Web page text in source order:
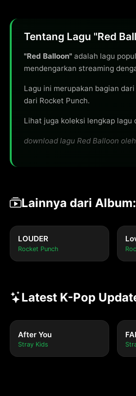
Tentang Lagu "Red
"Red Balloon" adalah lagu
mendengarkan streaming
Lagu ini merupakan bagian dari
dari Rocket Punch.
Lihat juga koleksi lengkap lagu
download lagu Red Balloon
Lainnya dari
LOUDER
Rocket Punch
Latest K-Pop
After You
Stray Kids